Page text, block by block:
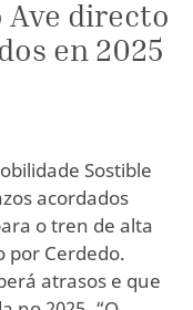
Ave directo
en 2025
Sostible
acordados
o tren de alta
por Cerdedo.
atrasos e que